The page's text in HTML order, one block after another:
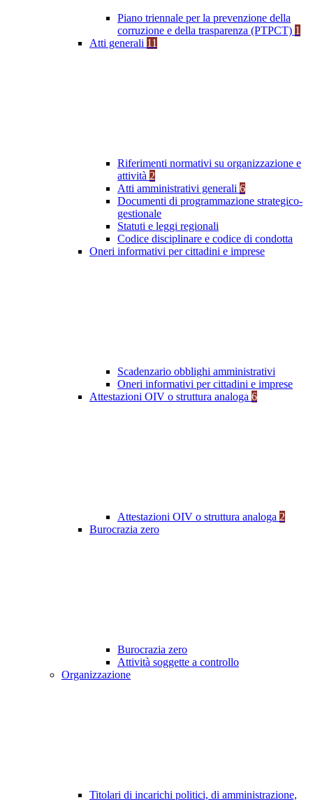
Piano triennale per la prevenzione della
corruzione e della trasparenza (PTPCT) 1
Atti generali 11
Riferimenti normativi su organizzazione e
attività 2
Atti amministrativi generali 6
Documenti di programmazione strategico-
gestionale
Statuti e leggi regionali
Codice disciplinare e codice di condotta
Oneri informativi per cittadini e imprese
Scadenzario obblighi amministrativi
Oneri informativi per cittadini e imprese
Attestazioni OIV o struttura analoga 6
Attestazioni OIV o struttura analoga 2
Burocrazia zero
Burocrazia zero
Attività soggette a controllo
Organizzazione
Titolari di incarichi politici, di amministrazione,